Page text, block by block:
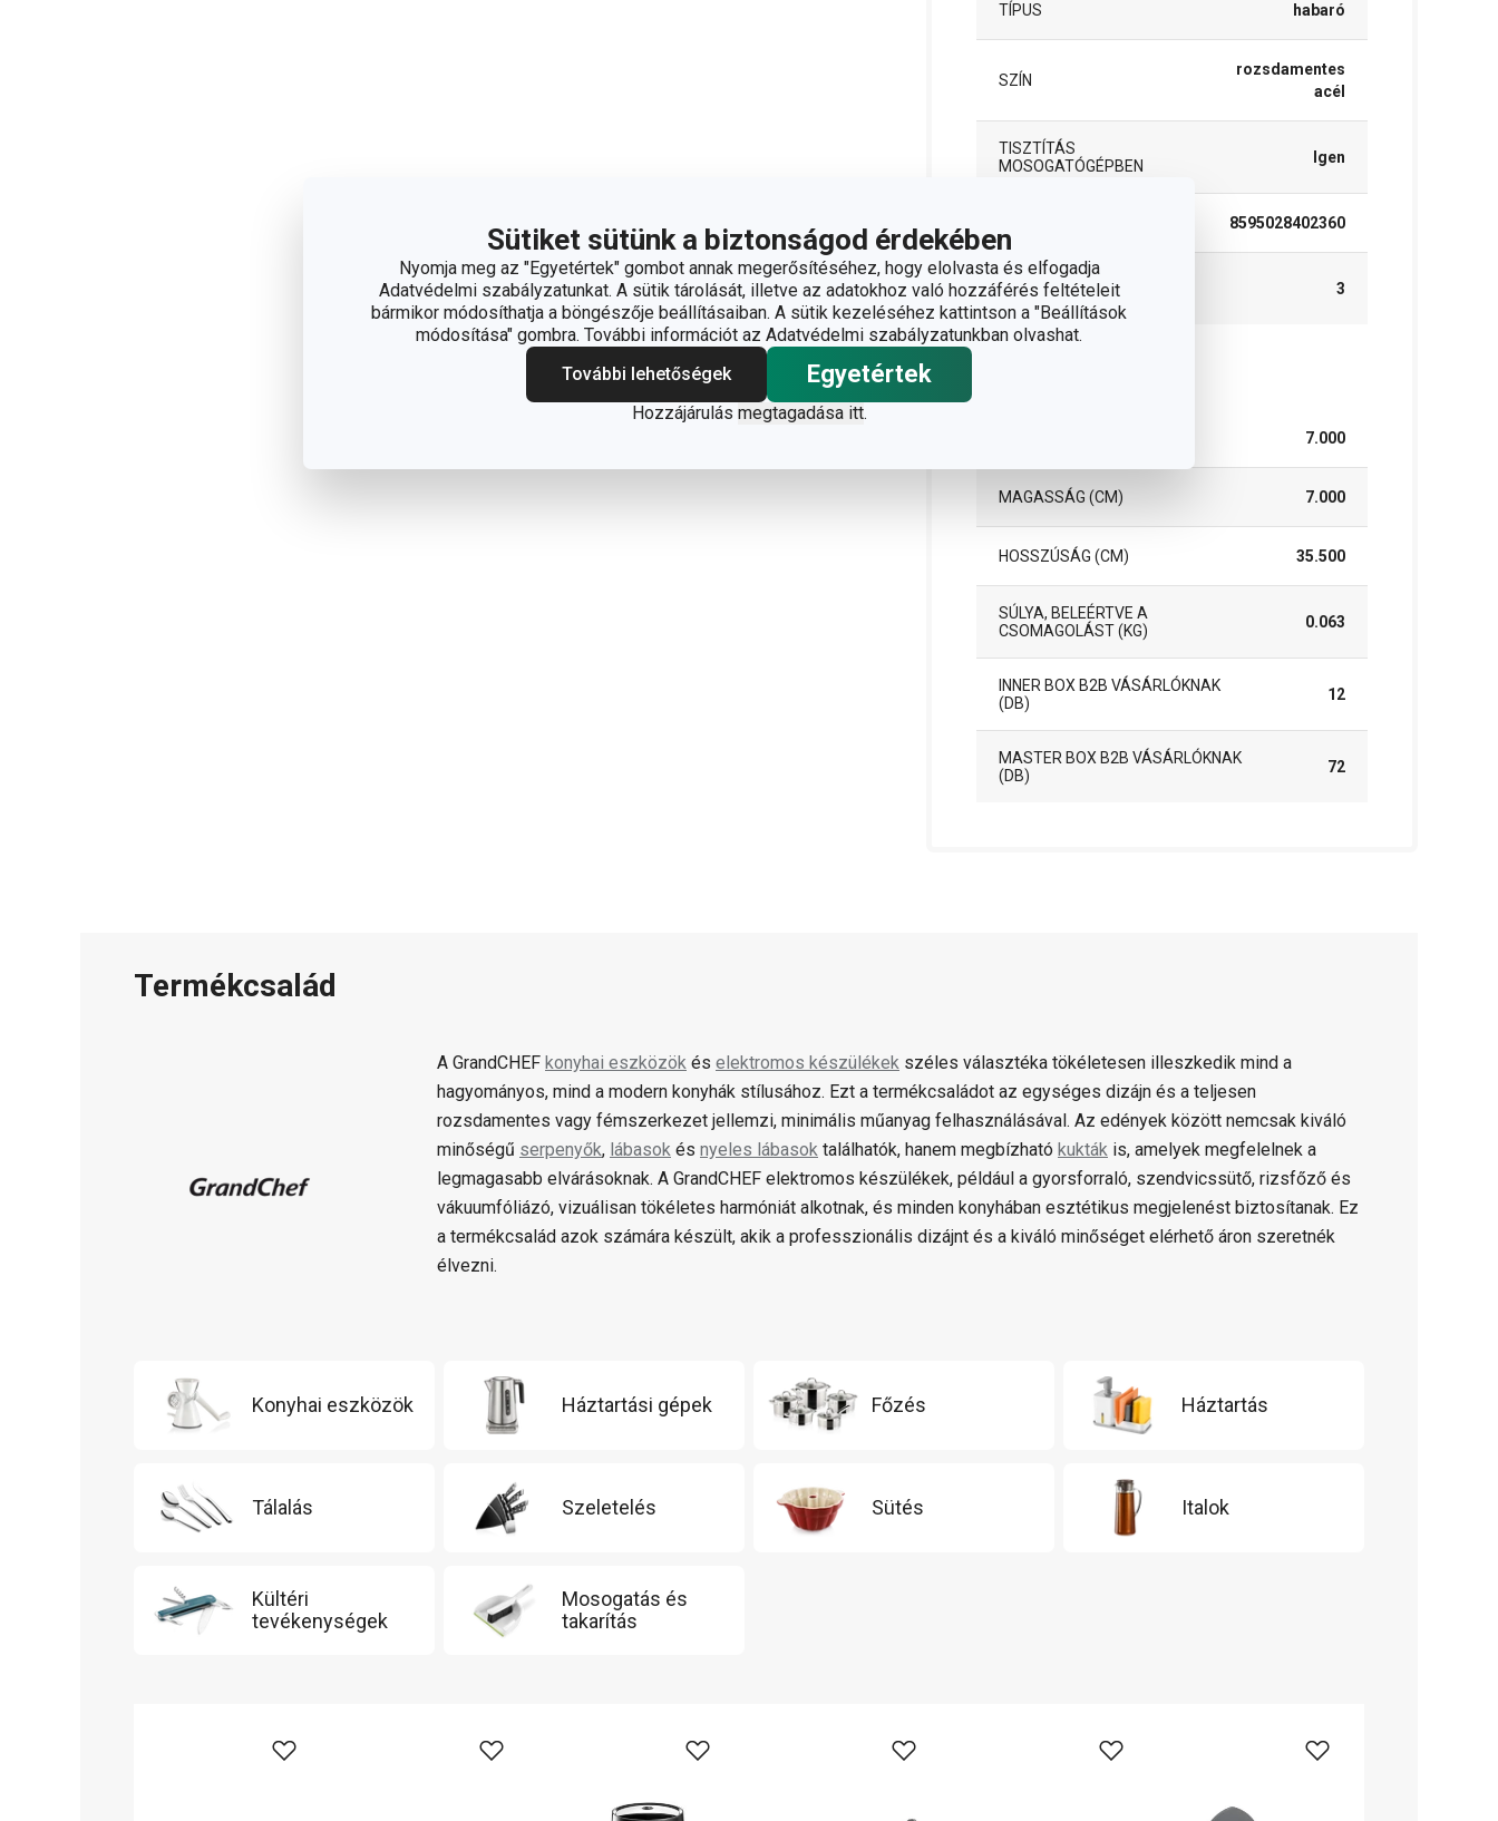
Sütiket sütünk a biztonságod érdekében
Nyomja meg az "Egyetértek" gombot annak megerősítéséhez, hogy elolvasta és elfogadja
Adatvédelmi szabályzatunkat. A sütik tárolását, illetve az adatokhoz való hozzáférés feltételeit
bármikor módosíthatja a böngészője beállításaiban. A sütik kezeléséhez kattintson a "Beállítások
módosítása" gombra. További információt az Adatvédelmi szabályzatunkban olvashat.
További lehetőségek
Egyetértek
Hozzájárulás megtagadása itt.
TÍPUS habaró
SZÍN
rozsdamentes
acél
TISZTÍTÁS
MOSOGATÓGÉPBEN
Igen
8595028402360
A GARANCIÁLIS
IDŐSZAK (ÉVEKBEN)
3
7.000
MAGASSÁG (CM) 7.000
HOSSZÚSÁG (CM) 35.500
SÚLYA, BELEÉRTVE A
CSOMAGOLÁST (KG)
0.063
INNER BOX B2B VÁSÁRLÓKNAK
(DB)
12
MASTER BOX B2B VÁSÁRLÓKNAK
(DB)
72
Termékcsalád
A GrandCHEF konyhai eszközök és elektromos készülékek széles választéka tökéletesen illeszkedik mind a
hagyományos, mind a modern konyhák stílusához. Ezt a termékcsaládot az egységes dizájn és a teljesen
rozsdamentes vagy fémszerkezet jellemzi, minimális műanyag felhasználásával. Az edények között nemcsak kiváló
minőségű serpenyők, lábasok és nyeles lábasok találhatók, hanem megbízható kukták is, amelyek megfelelnek a
legmagasabb elvárásoknak. A GrandCHEF elektromos készülékek, például a gyorsforraló, szendvicssütő, rizsfőző és
vákuumfóliázó, vizuálisan tökéletes harmóniát alkotnak, és minden konyhában esztétikus megjelenést biztosítanak. Ez
a termékcsalád azok számára készült, akik a professzionális dizájnt és a kiváló minőséget elérhető áron szeretnék
élvezni.
Konyhai eszközök Háztartási gépek Főzés Háztartás
Tálalás Szeletelés Sütés Italok
Kültéri
tevékenységek
Mosogatás és
takarítás